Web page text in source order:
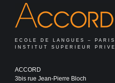
ECOLE DE LANGUES – PARIS
INSTITUT SUPERIEUR PRIVE
ACCORD
3bis rue Jean-Pierre Bloch